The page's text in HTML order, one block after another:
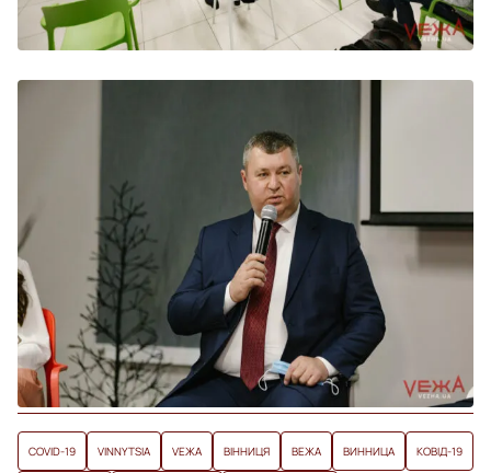
COVID-19 VINNYTSIA VЕЖА ВІННИЦЯ ВЕЖА ВИННИЦА КОВІД-19